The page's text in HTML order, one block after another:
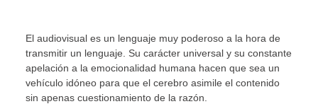
El audiovisual es un lenguaje muy poderoso a la hora de
transmitir un lenguaje. Su carácter universal y su constante
apelación a la emocionalidad humana hacen que sea un
vehículo idóneo para que el cerebro asimile el contenido
sin apenas cuestionamiento de la razón.